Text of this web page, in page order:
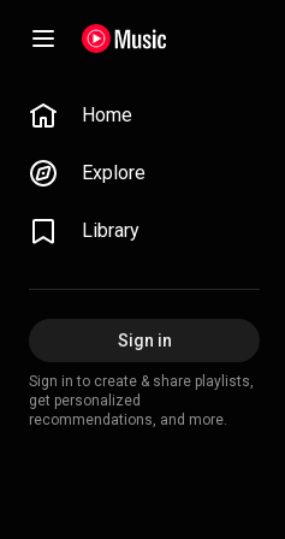
Home
Explore
Library
Sign in
Sign in to create & share playlists,
get personalized
recommendations, and more.